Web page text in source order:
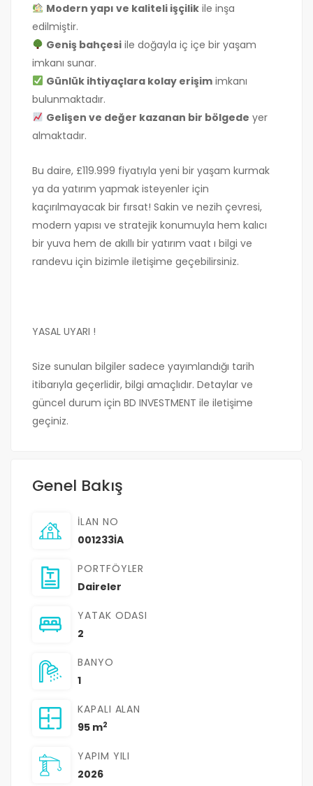
Modern yapı ve kaliteli işçilikile inşa
edilmiştir.
Geniş bahçesiile doğayla iç içe bir yaşam
imkanı sunar.
Günlük ihtiyaçlara kolay erişimimkanı
bulunmaktadır.
Gelişen ve değer kazanan bir bölgede yer
almaktadır.
Bu daire, £119.999 fiyatıyla yeni bir yaşam kurmak
ya da yatırım yapmak isteyenler için
kaçırılmayacak bir fırsat! Sakin ve nezih çevresi,
modern yapısı ve stratejik konumuyla hem kalıcı
bir yuva hem de akıllı bir yatırım vaat ı bilgi ve
randevu için bizimle iletişime geçebilirsiniz.
YASAL UYARI !
Size sunulan bilgiler sadece yayımlandığı tarih
itibarıyla geçerlidir, bilgi amaçlıdır. Detaylar ve
güncel durum için BD INVESTMENT ile iletişime
geçiniz.
Genel Bakış
İLAN NO
001233İA
PORTFÖYLER
Daireler
YATAK ODASI
2
BANYO
1
KAPALI ALAN
95 m2
YAPIM YILI
2026